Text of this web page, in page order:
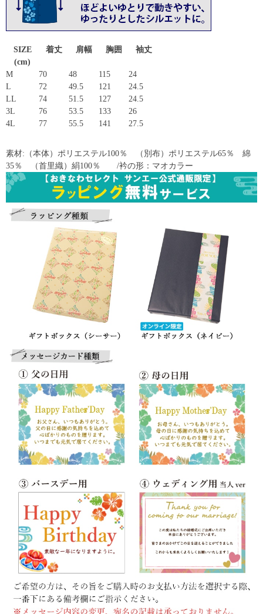
SIZE
(cm)
着丈 肩幅 胸囲 袖丈
M 70 48 115
24
L
72 49.5 121
24.5
LL
74 51.5 127
24.5
3L
76 53.5 133
26
4L
77 55.5 141 27.5
素材:（本体）ポリエステル100％ （別布）ポリエステル65％ 綿
35％ （首里織）絹100％ /衿の形：マオカラー